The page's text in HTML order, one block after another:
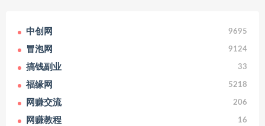
中创网 9695
冒泡网 9124
搞钱副业 33
福缘网 5218
网赚交流 206
网赚教程 16